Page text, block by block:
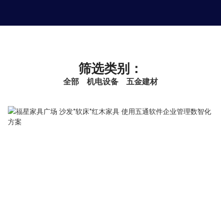
筛选类别：
全部 机电设备 五金建材